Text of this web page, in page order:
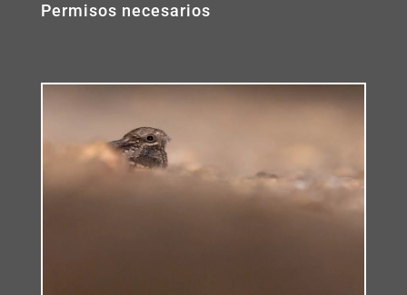
Permisos necesarios